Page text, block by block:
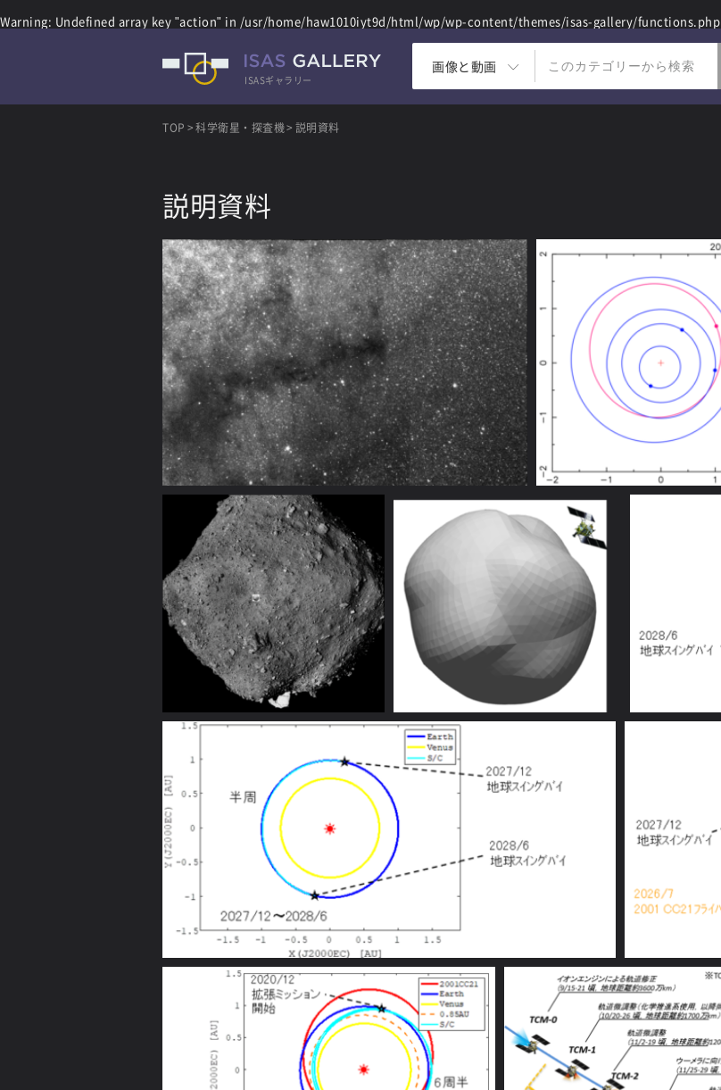
Warning: Undefined array key "action" in /usr/home/haw1010iyt9d/html/wp/wp-content/themes/isas-gallery/functions.php
ISASギャラリー
画像と動画
説明資料
TOP 科学衛星・探査機 説明資料